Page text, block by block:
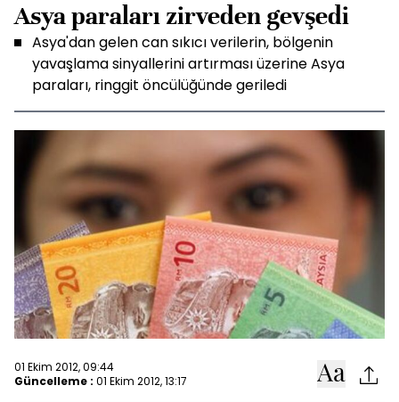
Asya paraları zirveden gevşedi
Asya'dan gelen can sıkıcı verilerin, bölgenin
yavaşlama sinyallerini artırması üzerine Asya
paraları, ringgit öncülüğünde geriledi
01 Ekim 2012, 09:44
Güncelleme : 01 Ekim 2012, 13:17